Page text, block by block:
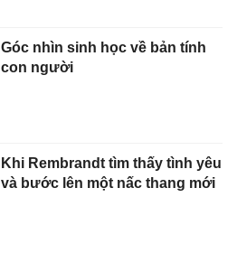
Góc nhìn sinh học về bản tính
con người
Khi Rembrandt tìm thấy tình yêu
và bước lên một nấc thang mới